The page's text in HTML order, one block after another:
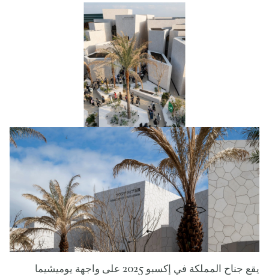
يقع جناح المملكة في إكسبو 2025 على واجهة يوميشيما